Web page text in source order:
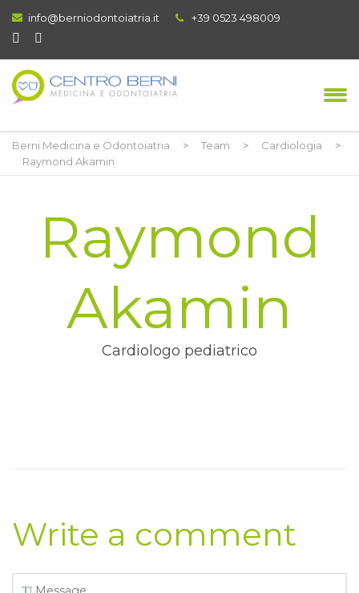
info@berniodontoiatria.it +39 0523 498009
Berni Medicina e Odontoiatria > Team > Cardiologia
>
Raymond Akamin
Raymond
Akamin
Cardiologo pediatrico
Write a comment